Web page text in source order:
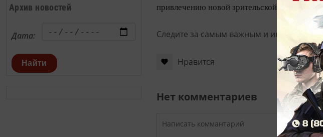
Архив новостей
Дата:
Найти
привлечению новой зрительской аудитории
Следите за самым важным и интересным
Нравится
Нет комментариев